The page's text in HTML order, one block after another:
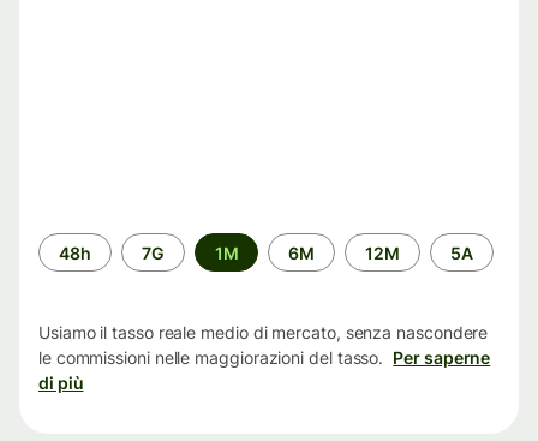
Periodo
di
48h 7G 1M 6M 12M 5A
Usiamo il tasso reale medio di mercato, senza nascondere
le commissioni nelle maggiorazioni del tasso. Per saperne
di più